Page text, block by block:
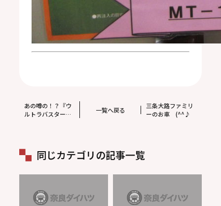
あの噂の！？『ウ
ルトラバスター』
一覧へ戻る
三条大路ファミリ
ーのお車 (^^♪
同じカテゴリの記事一覧